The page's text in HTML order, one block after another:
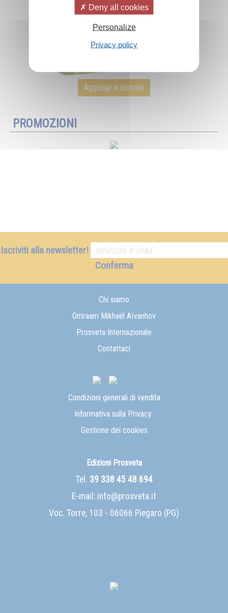
Aggiungi al carrello
PROMOZIONI
Iscriviti alla newsletter!
Conferma
Chi siamo
Omraam Mikhaël Aïvanhov
Prosveta Internazionale
Contattaci
Condizioni generali di vendita
Informativa sulla Privacy
Gestione dei cookies
Edizioni Prosveta
Tel. 39 338 45 48 694
E-mail: info@prosveta.it
Voc. Torre, 103 - 06066 Piegaro (PG)
Deny all cookies
Personalize
Privacy policy